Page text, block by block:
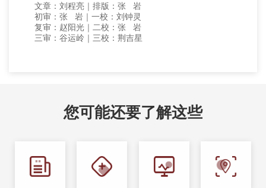
文章：刘程亮｜排版：张 岩
初审：张 岩｜一校：刘钟灵
复审：赵阳光｜二校：张 岩
三审：谷运岭｜三校：荆吉星
您可能还要了解这些